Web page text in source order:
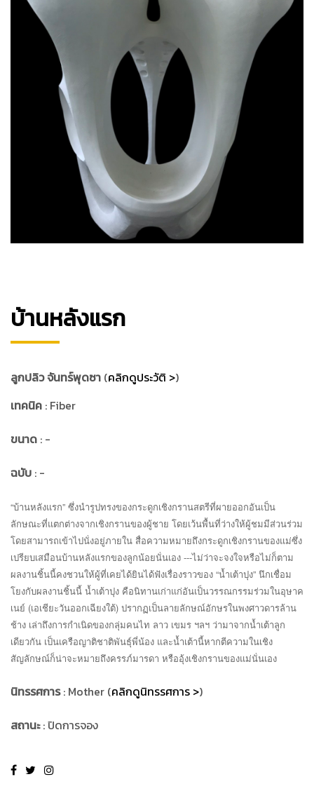
บ้านหลังแรก
ลูกปลิว จันทร์พุดซา (คลิกดูประวัติ >)
เทคนิค : Fiber
ขนาด : -
ฉบับ : -
“บ้านหลังแรก” ซึ่งนำรูปทรงของกระดูกเชิงกรานสตรีที่ผายออกอันเป็น
ลักษณะที่แตกต่างจากเชิงกรานของผู้ชาย โดยเว้นพื้นที่ว่างให้ผู้ชมมีส่วนร่วม
โดยสามารถเข้าไปนั่งอยู่ภายใน สื่อความหมายถึงกระดูกเชิงกรานของแม่ซึ่ง
เปรียบเสมือนบ้านหลังแรกของลูกน้อยนั่นเอง ---ไม่ว่าจะจงใจหรือไม่ก็ตาม
ผลงานชิ้นนี้คงชวนให้ผู้ที่เคยได้ยินได้ฟังเรื่องราวของ “น้ำเต้าปุง” นึกเชื่อม
โยงกับผลงานชิ้นนี้ น้ำเต้าปุง คือนิทานเก่าแก่อันเป็นวรรณกรรมร่วมในอุษาค
เนย์ (เอเชียะวันออกเฉียงใต้) ปรากฏเป็นลายลักษณ์อักษรในพงศาวดารล้าน
ช้าง เล่าถึงการกำเนิดของกลุ่มคนไท ลาว เขมร ฯลฯ ว่ามาจากน้ำเต้าลูก
เดียวกัน เป็นเครือญาติชาติพันธุ์พี่น้อง และน้ำเต้านี้หากตีความในเชิง
สัญลักษณ์ก็น่าจะหมายถึงครรภ์มารดา หรืออุ้งเชิงกรานของแม่นั่นเอง
นิทรรศการ: Mother (คลิกดูนิทรรศการ >)
สถานะ: ปิดการจอง